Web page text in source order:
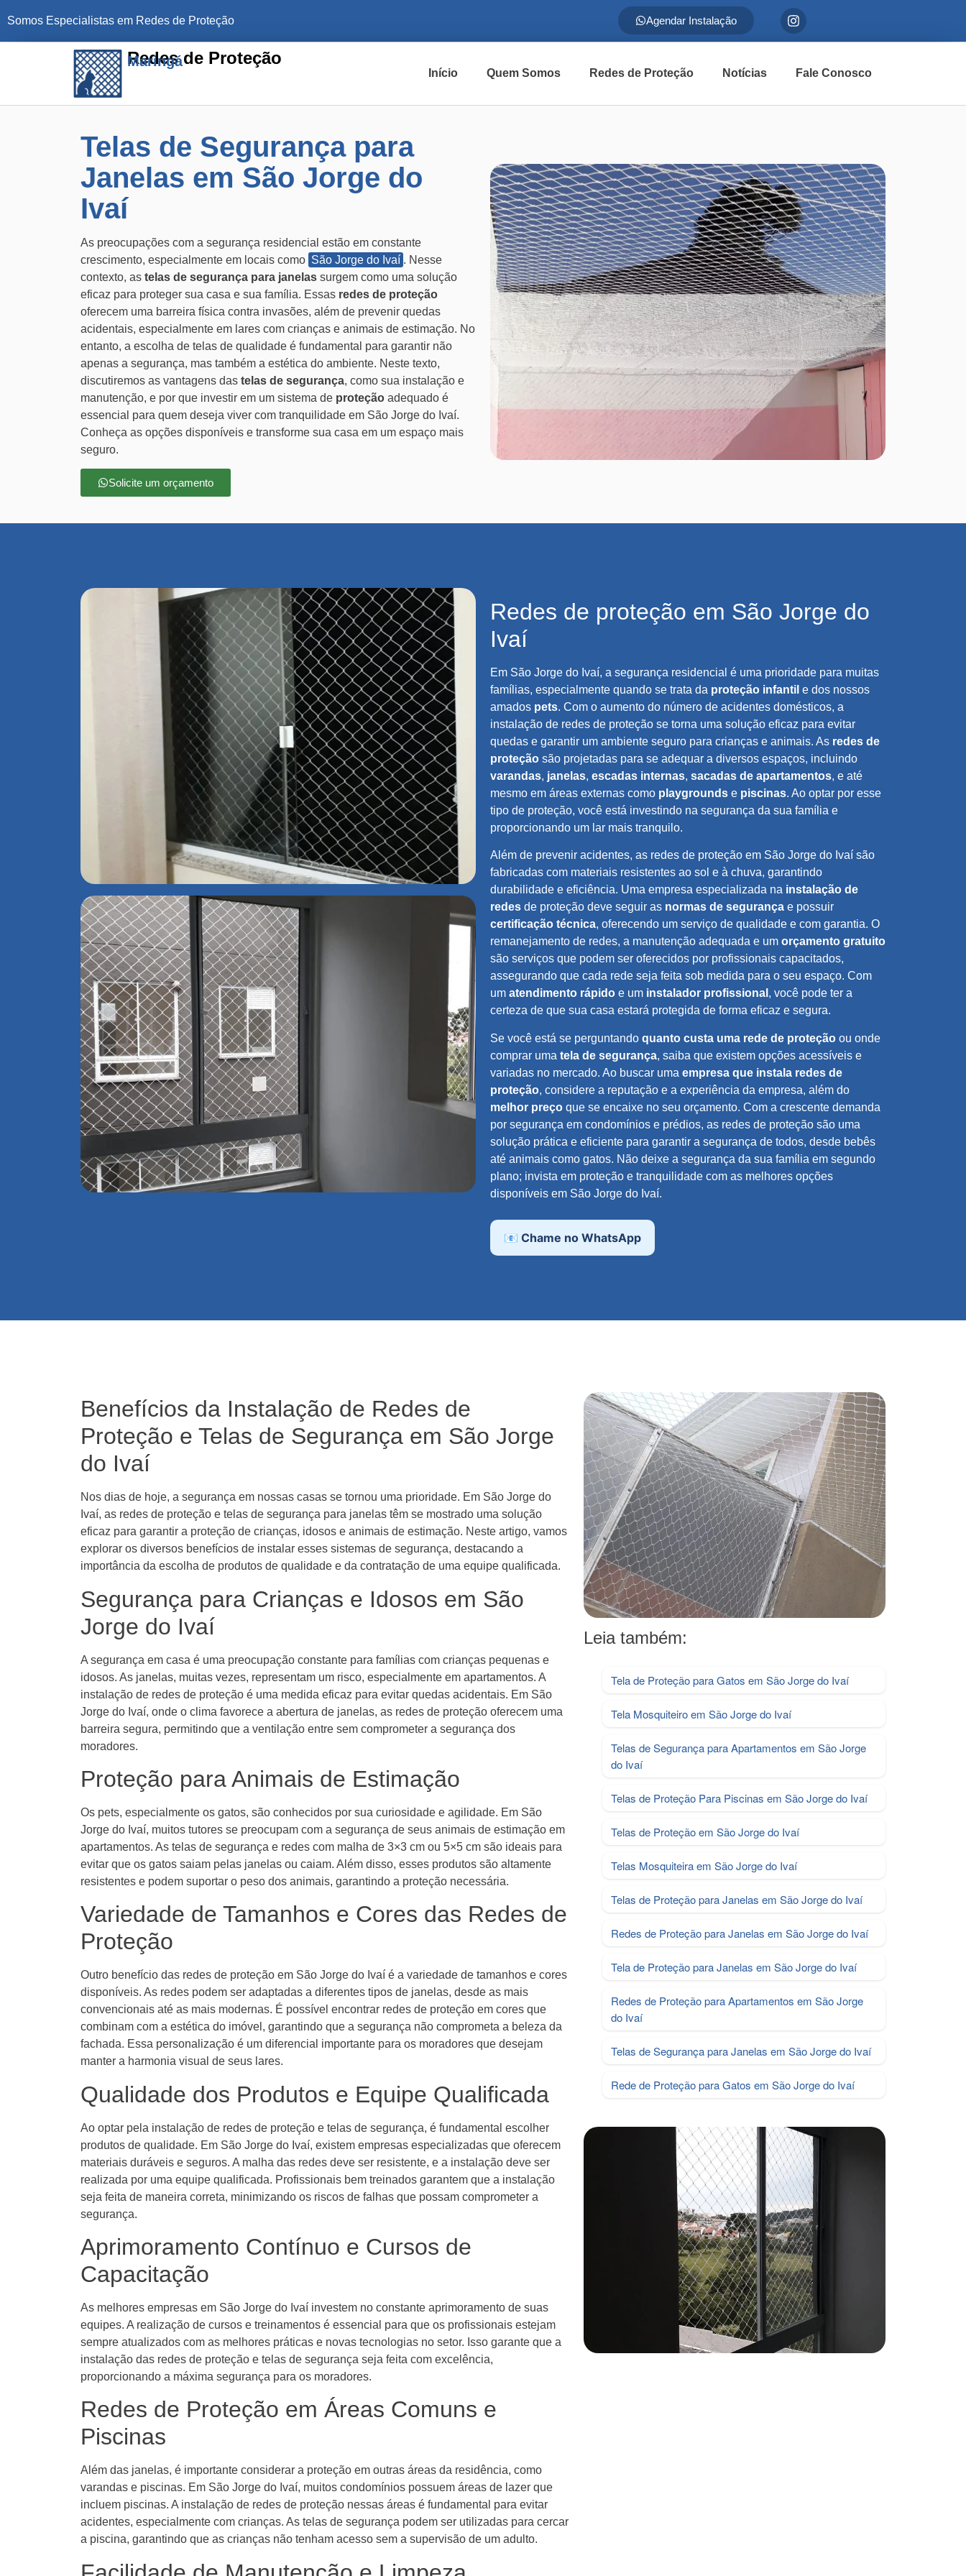
Somos Especialistas em Redes de Proteção Agendar Instalação
Redes de Proteção
Maringá
Início Quem Somos Redes de Proteção Notícias Fale Conosco
Telas de Segurança para
Janelas em São Jorge do
Ivaí
As preocupações com a segurança residencial estão em constante
crescimento, especialmente em locais como São Jorge do Ivaí . Nesse
contexto, as telas de segurança para janelas surgem como uma solução
eficaz para proteger sua casa e sua família. Essas redes de proteção
oferecem uma barreira física contra invasões, além de prevenir quedas
acidentais, especialmente em lares com crianças e animais de estimação. No
entanto, a escolha de telas de qualidade é fundamental para garantir não
apenas a segurança, mas também a estética do ambiente. Neste texto,
discutiremos as vantagens das telas de segurança, como sua instalação e
manutenção, e por que investir em um sistema de proteção adequado é
essencial para quem deseja viver com tranquilidade em São Jorge do Ivaí.
Conheça as opções disponíveis e transforme sua casa em um espaço mais
seguro.
Solicite um orçamento
Redes de proteção em São Jorge do
Ivaí
Em São Jorge do Ivaí, a segurança residencial é uma prioridade para muitas
famílias, especialmente quando se trata da proteção infantil e dos nossos
amados pets. Com o aumento do número de acidentes domésticos, a
instalação de redes de proteção se torna uma solução eficaz para evitar
quedas e garantir um ambiente seguro para crianças e animais. As redes de
proteção são projetadas para se adequar a diversos espaços, incluindo
varandas, janelas, escadas internas, sacadas de apartamentos, e até
mesmo em áreas externas como playgrounds e piscinas. Ao optar por esse
tipo de proteção, você está investindo na segurança da sua família e
proporcionando um lar mais tranquilo.
Além de prevenir acidentes, as redes de proteção em São Jorge do Ivaí são
fabricadas com materiais resistentes ao sol e à chuva, garantindo
durabilidade e eficiência. Uma empresa especializada na instalação de
redes de proteção deve seguir as normas de segurança e possuir
certificação técnica, oferecendo um serviço de qualidade e com garantia. O
remanejamento de redes, a manutenção adequada e um orçamento gratuito
são serviços que podem ser oferecidos por profissionais capacitados,
assegurando que cada rede seja feita sob medida para o seu espaço. Com
um atendimento rápido e um instalador profissional , você pode ter a
certeza de que sua casa estará protegida de forma eficaz e segura.
Se você está se perguntando quanto custa uma rede de proteção ou onde
comprar uma tela de segurança, saiba que existem opções acessíveis e
variadas no mercado. Ao buscar uma empresa que instala redes de
proteção, considere a reputação e a experiência da empresa, além do
melhor preço que se encaixe no seu orçamento. Com a crescente demanda
por segurança em condomínios e prédios, as redes de proteção são uma
solução prática e eficiente para garantir a segurança de todos, desde bebês
até animais como gatos. Não deixe a segurança da sua família em segundo
plano; invista em proteção e tranquilidade com as melhores opções
disponíveis em São Jorge do Ivaí.
📧 Chame no WhatsApp
Benefícios da Instalação de Redes de
Proteção e Telas de Segurança em São Jorge
do Ivaí
Nos dias de hoje, a segurança em nossas casas se tornou uma prioridade. Em São Jorge do
Ivaí, as redes de proteção e telas de segurança para janelas têm se mostrado uma solução
eficaz para garantir a proteção de crianças, idosos e animais de estimação. Neste artigo, vamos
explorar os diversos benefícios de instalar esses sistemas de segurança, destacando a
importância da escolha de produtos de qualidade e da contratação de uma equipe qualificada.
Segurança para Crianças e Idosos em São
Jorge do Ivaí
A segurança em casa é uma preocupação constante para famílias com crianças pequenas e
idosos. As janelas, muitas vezes, representam um risco, especialmente em apartamentos. A
instalação de redes de proteção é uma medida eficaz para evitar quedas acidentais. Em São
Jorge do Ivaí, onde o clima favorece a abertura de janelas, as redes de proteção oferecem uma
barreira segura, permitindo que a ventilação entre sem comprometer a segurança dos
moradores.
Proteção para Animais de Estimação
Os pets, especialmente os gatos, são conhecidos por sua curiosidade e agilidade. Em São
Jorge do Ivaí, muitos tutores se preocupam com a segurança de seus animais de estimação em
apartamentos. As telas de segurança e redes com malha de 3×3 cm ou 5×5 cm são ideais para
evitar que os gatos saiam pelas janelas ou caiam. Além disso, esses produtos são altamente
resistentes e podem suportar o peso dos animais, garantindo a proteção necessária.
Variedade de Tamanhos e Cores das Redes de
Proteção
Outro benefício das redes de proteção em São Jorge do Ivaí é a variedade de tamanhos e cores
disponíveis. As redes podem ser adaptadas a diferentes tipos de janelas, desde as mais
convencionais até as mais modernas. É possível encontrar redes de proteção em cores que
combinam com a estética do imóvel, garantindo que a segurança não comprometa a beleza da
fachada. Essa personalização é um diferencial importante para os moradores que desejam
manter a harmonia visual de seus lares.
Qualidade dos Produtos e Equipe Qualificada
Ao optar pela instalação de redes de proteção e telas de segurança, é fundamental escolher
produtos de qualidade. Em São Jorge do Ivaí, existem empresas especializadas que oferecem
materiais duráveis e seguros. A malha das redes deve ser resistente, e a instalação deve ser
realizada por uma equipe qualificada. Profissionais bem treinados garantem que a instalação
seja feita de maneira correta, minimizando os riscos de falhas que possam comprometer a
segurança.
Aprimoramento Contínuo e Cursos de
Capacitação
As melhores empresas em São Jorge do Ivaí investem no constante aprimoramento de suas
equipes. A realização de cursos e treinamentos é essencial para que os profissionais estejam
sempre atualizados com as melhores práticas e novas tecnologias no setor. Isso garante que a
instalação das redes de proteção e telas de segurança seja feita com excelência,
proporcionando a máxima segurança para os moradores.
Redes de Proteção em Áreas Comuns e
Piscinas
Além das janelas, é importante considerar a proteção em outras áreas da residência, como
varandas e piscinas. Em São Jorge do Ivaí, muitos condomínios possuem áreas de lazer que
incluem piscinas. A instalação de redes de proteção nessas áreas é fundamental para evitar
acidentes, especialmente com crianças. As telas de segurança podem ser utilizadas para cercar
a piscina, garantindo que as crianças não tenham acesso sem a supervisão de um adulto.
Leia também:
Tela de Proteção para Gatos em São Jorge do Ivaí
Tela Mosquiteiro em São Jorge do Ivaí
Telas de Segurança para Apartamentos em São Jorge
do Ivaí
Telas de Proteção Para Piscinas em São Jorge do Ivaí
Telas de Proteção em São Jorge do Ivaí
Telas Mosquiteira em São Jorge do Ivaí
Telas de Proteção para Janelas em São Jorge do Ivaí
Redes de Proteção para Janelas em São Jorge do Ivaí
Tela de Proteção para Janelas em São Jorge do Ivaí
Redes de Proteção para Apartamentos em São Jorge
do Ivaí
Telas de Segurança para Janelas em São Jorge do Ivaí
Rede de Proteção para Gatos em São Jorge do Ivaí